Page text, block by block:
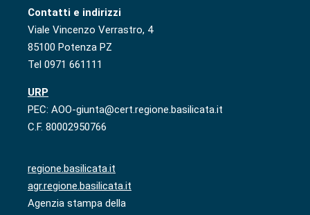
Contatti e indirizzi
Viale Vincenzo Verrastro, 4
85100 Potenza PZ
Tel 0971 661111
URP
PEC: AOO-giunta@cert.regione.basilicata.it
C.F. 80002950766
regione.basilicata.it
agr.regione.basilicata.it
Agenzia stampa della